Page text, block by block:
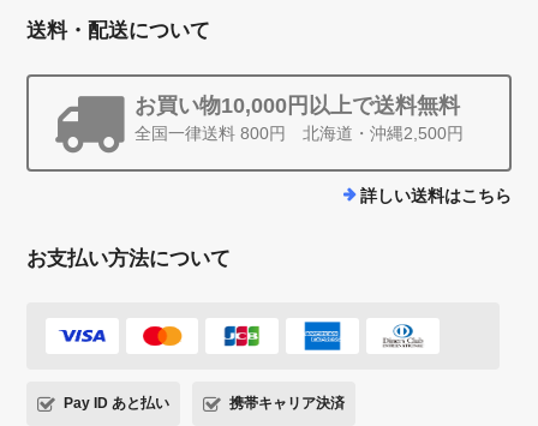
送料・配送について
お買い物10,000円以上で送料無料
全国一律送料 800円 北海道・沖縄2,500円
詳しい送料はこちら
お支払い方法について
Pay ID あと払い 携帯キャリア決済